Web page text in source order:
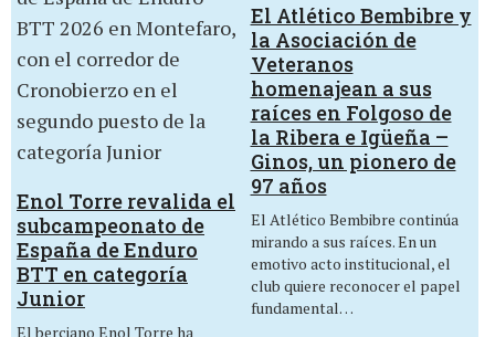
Enol Torre revalida el
subcampeonato de
España de Enduro
BTT en categoría
Junior
El berciano Enol Torre ha
El Atlético Bembibre y
la Asociación de
Veteranos
homenajean a sus
raíces en Folgoso de
la Ribera e Igüeña –
Ginos, un pionero de
97 años
El Atlético Bembibre continúa
mirando a sus raíces. En un
emotivo acto institucional, el
club quiere reconocer el papel
fundamental…